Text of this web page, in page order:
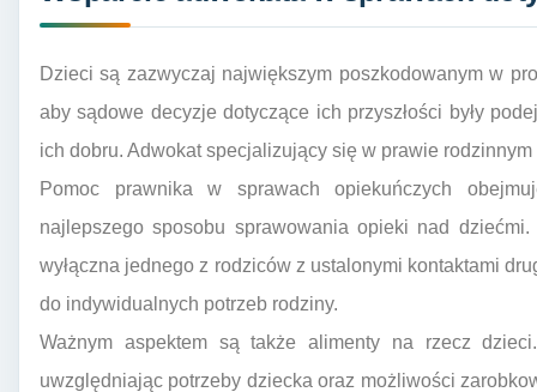
Dzieci są zazwyczaj największym poszkodowanym w
aby sądowe decyzje dotyczące ich przyszłości były
ich dobru. Adwokat specjalizujący się w prawie
Pomoc prawnika w sprawach opiekuńczych
najlepszego sposobu sprawowania opieki nad
wyłączna jednego z rodziców z ustalonymi kontaktami
do indywidualnych potrzeb rodziny.
Ważnym aspektem są także alimenty na rzecz
uwzględniając potrzeby dziecka oraz możliwości